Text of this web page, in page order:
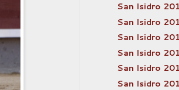
San Isidro
San Isidro
San Isidro
San Isidro
San Isidro
San Isidro